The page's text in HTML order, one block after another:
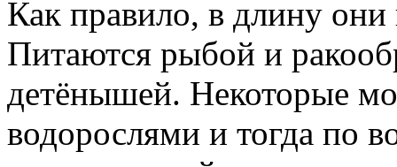
Как правило, в длину
Питаются рыбой и
детёнышей. Некоторые
водорослями и тогда по